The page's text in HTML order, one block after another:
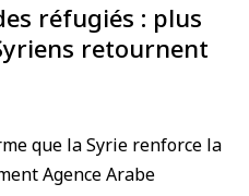
réfugiés : plus
retournent